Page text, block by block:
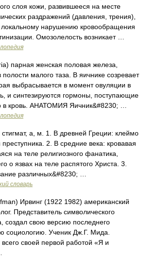
слоя кожи, развившееся на месте
раздражений (давления, трения),
нарушению кровообращения
Омозолелость возникает …
парная женская половая железа,
малого таза. В яичнике созревает
выбрасывается в момент овуляции в
и синтезируются гормоны, поступающие
в кровь. АНАТОМИЯ Яичник&#8230; …
а, м. 1. В древней Греции: клеймо
2. В средние века: кровавая
на теле религиозного фанатика,
о язвах на теле распятого Христа. 3.
различных&#8230; …
словарь
Ирвинг (1922 1982) американский
Представитель символического
создал свою версию последнего
социологию. Ученик Дж.Г. Мида.
своей первой работой «Я и